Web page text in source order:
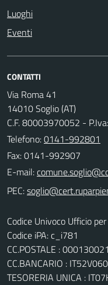
Luoghi
Eventi
CONTATTI
Via Roma 41
14010 Soglio (AT)
C.F. 80003970052 -
Telefono:0141-992801
Fax: 0141-992907
E-mail:
PEC:
Codice Univoco Ufficio
Codice iPA: c_i781
CC.POSTALE :
CC.BANCARIO :
TESORERIA UNICA :